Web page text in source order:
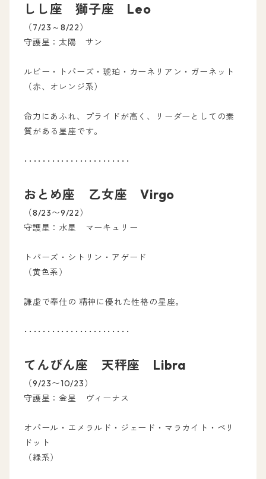
しし座 獅子座 Leo
（7/23～8/22）
守護星：太陽 サン
ルビー・トパーズ・琥珀・カーネリアン・ガーネット
（赤、オレンジ系）
命力にあふれ、プライドが高く、リーダーとしての素
質がある星座です。
･･･････････････････････
おとめ座 乙女座 Virgo
（8/23〜9/22）
守護星：水星 マーキュリー
トパーズ・シトリン・アゲード
（黄色系）
謙虚で奉仕の 精神に優れた性格の星座。
･･･････････････････････
てんびん座 天秤座 Libra
（9/23〜10/23）
守護星：金星 ヴィーナス
オパール・エメラルド・ジェード・マラカイト・ペリ
ドット
（緑系）